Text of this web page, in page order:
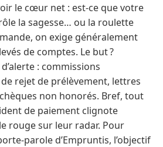
le cœur net : est-ce que votre
la sagesse… ou la roulette
on exige généralement
de comptes. Le but ?
: commissions
rejet de prélèvement, lettres
non honorés. Bref, tout
de paiement clignote
rouge sur leur radar. Pour
parole d’Empruntis, l’objectif